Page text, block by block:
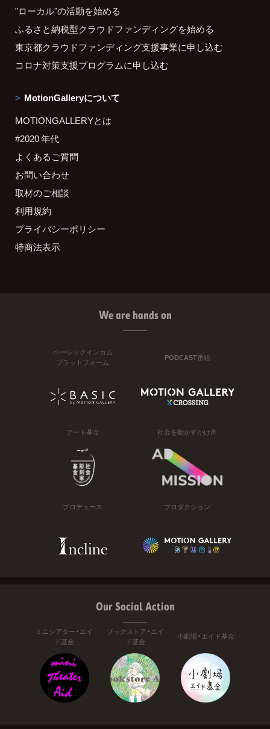
"ローカル"の活動を始める
ふるさと納税型クラウドファンディングを始める
東京都クラウドファンディング支援事業に申し込む
コロナ対策支援プログラムに申し込む
MotionGalleryについて
MOTIONGALLERYとは
#2020 年代
よくあるご質問
お問い合わせ
取材のご相談
利用規約
プライバシーポリシー
特商法表示
We are hands on
ベーシックインカム
プラットフォーム
PODCAST番組
アート基金 社会を動かすかけ声
プロデュース プロダクション
Our Social Action
ミニシアター・エイ
ド基金
ブックストア・エイ
ド基金
小劇場・エイド基金